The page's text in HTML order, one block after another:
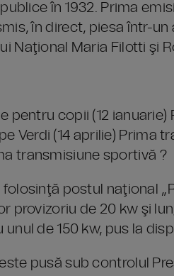
în 1932. Prima
în direct, piesa într-un
Naţional Maria Filotti şi
pentru copii (12
Verdi (14 aprilie) Prima
transmisiune sportivă ?
folosinţă postul naţional
provizoriu de 20 kw şi
de 150 kw, pus la
pusă sub controlul